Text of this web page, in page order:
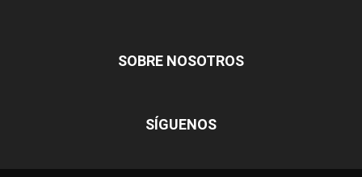
SOBRE NOSOTROS
SÍGUENOS